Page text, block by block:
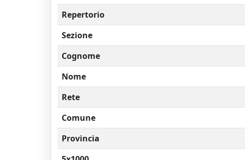
Repertorio
Sezione
Cognome
Nome
Rete
Comune
Provincia